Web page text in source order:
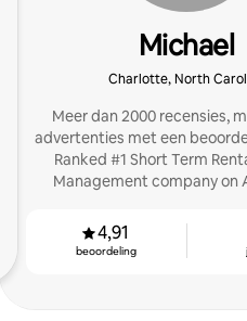
Michael
Charlotte, North
Meer dan 2000 recensies,
advertenties met een
Ranked #1 Short Term
Management company on
4,91
beoordeling